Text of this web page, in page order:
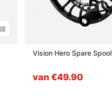
Vision Hero Spare Spool
van €49.90